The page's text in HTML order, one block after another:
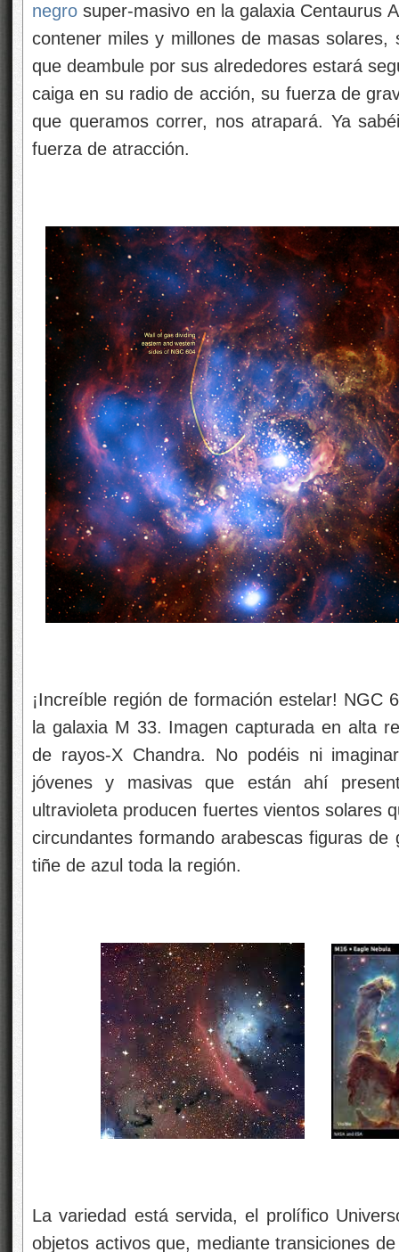
negro super-masivo en la galaxia Centaurus
contener miles y millones de masas
que deambule por sus alrededores estará
caiga en su radio de acción, su fuerza de
que queramos correr, nos atrapará. Ya
fuerza de atracción.
¡Increíble región de formación estelar! NGC
la galaxia M 33. Imagen capturada en alta
de rayos-X Chandra. No podéis ni
jóvenes y masivas que están ahí
ultravioleta producen fuertes vientos solares
circundantes formando arabescas figuras
tiñe de azul toda la región.
La variedad está servida, el prolífico
objetos activos que, mediante transiciones